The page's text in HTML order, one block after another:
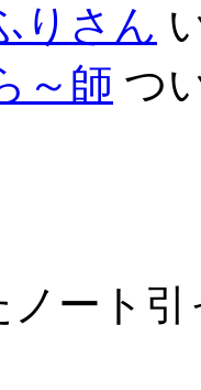
りさん
～師 つ
ノート